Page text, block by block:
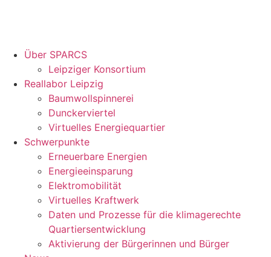
Über SPARCS
Leipziger Konsortium
Reallabor Leipzig
Baumwollspinnerei
Dunckerviertel
Virtuelles Energiequartier
Schwerpunkte
Erneuerbare Energien
Energieeinsparung
Elektromobilität
Virtuelles Kraftwerk
Daten und Prozesse für die klimagerechte
Quartiersentwicklung
Aktivierung der Bürgerinnen und Bürger